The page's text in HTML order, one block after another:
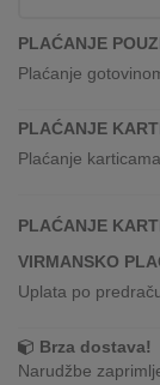
KATALOZI
KUPITI?
KUPOVINA
INOSTRANSTVA
OZNAKE
ENERGETSKE
DIGITALIS
PLAĆANJE
Plaćanje
PLAĆANJE
Plaćanje
PLAĆANJE
VIRMANSKO
Uplata po
Brza dostava!
Narudžbe